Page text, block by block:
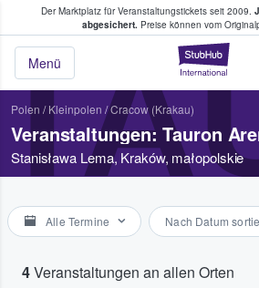
Der Marktplatz für Veranstaltungstickets seit 2009.
abgesichert.Preise können vom
Menü
Tickets kaufen &
Polen / Kleinpolen /Cracow (Krakau)
Veranstaltungen: Tauron
Stanisława Lema, Kraków, małopolskie
Alle Termine Nach Datum
4Veranstaltungen an allen Orten